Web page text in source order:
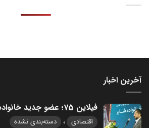
آخرین اخبار
فیلاین 75؛ عضو جدید خانواده شایر رونمایی شد
اقتصادی ، دسته‌بندی نشده